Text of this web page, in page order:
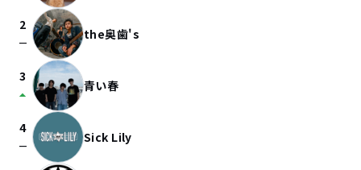
2
check_indeterminate_small the奥歯's
3
arrow_drop_up 青い春
4
check_indeterminate_small Sick Lily